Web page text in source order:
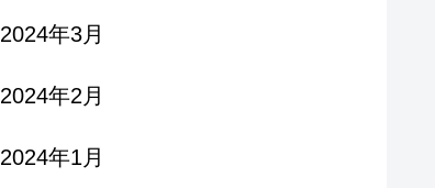
2024年3月
2024年2月
2024年1月